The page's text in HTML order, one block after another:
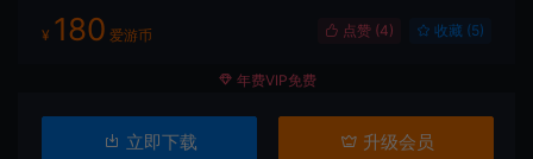
¥ 180 爱游币 点赞 (4) 收藏 (5)
年费VIP免费
立即下载 升级会员